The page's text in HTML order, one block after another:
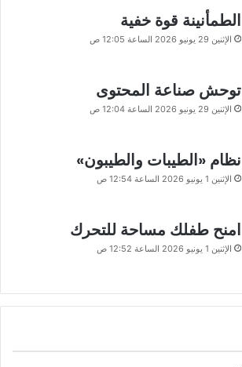
الطمأنينة قوة خفية
الإثنين 29 يونيو 2026 الساعة 12:05 ص
توحش صناعة المحتوى
الإثنين 29 يونيو 2026 الساعة 12:04 ص
نظام «الطيبات والطيبون»
الإثنين 1 يونيو 2026 الساعة 12:54 ص
امنح طفلك مساحة للتحرك
الإثنين 1 يونيو 2026 الساعة 12:52 ص